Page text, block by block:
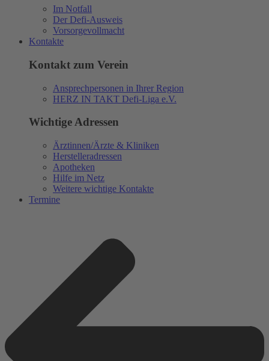
Im Notfall
Der Defi-Ausweis
Vorsorgevollmacht
Kontakte
Kontakt zum Verein
Ansprechpersonen in Ihrer Region
HERZ IN TAKT Defi-Liga e.V.
Wichtige Adressen
Ärztinnen/Ärzte & Kliniken
Herstelleradressen
Apotheken
Hilfe im Netz
Weitere wichtige Kontakte
Termine